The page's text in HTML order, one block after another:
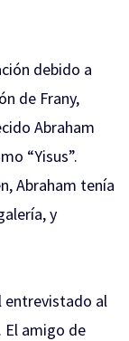
debido a
de Frany,
Abraham
“Yisus”.
Abraham tenía
y
entrevistado al
El amigo de